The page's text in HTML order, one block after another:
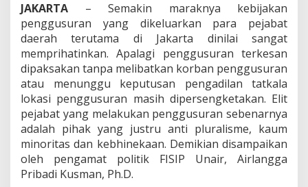
T
e
l
a
M
e
e
d
u
k
i
P
JAKARTA – Semakin maraknya kebijakan
penggusuran yang dikeluarkan para pejabat
daerah terutama di Jakarta dinilai sangat
memprihatinkan. Apalagi penggusuran terkesan
dipaksakan tanpa melibatkan korban penggusuran
atau menunggu keputusan pengadilan tatkala
lokasi penggusuran masih dipersengketakan. Elit
pejabat yang melakukan penggusuran sebenarnya
adalah pihak yang justru anti pluralisme, kaum
minoritas dan kebhinekaan. Demikian disampaikan
oleh pengamat politik FISIP Unair, Airlangga
Pribadi Kusman, Ph.D.